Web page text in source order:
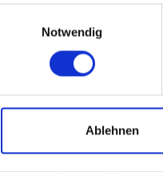
Notwendig
Ablehnen